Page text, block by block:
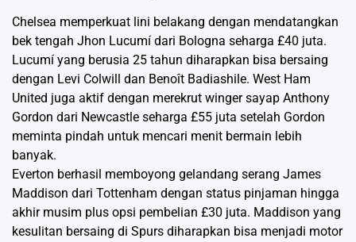
Chelsea memperkuat lini belakang dengan mendatangkan
bek tengah Jhon Lucumí dari Bologna seharga £40 juta.
Lucumí yang berusia 25 tahun diharapkan bisa bersaing
dengan Levi Colwill dan Benoît Badiashile. West Ham
United juga aktif dengan merekrut winger sayap Anthony
Gordon dari Newcastle seharga £55 juta setelah Gordon
meminta pindah untuk mencari menit bermain lebih
banyak.
Everton berhasil memboyong gelandang serang James
Maddison dari Tottenham dengan status pinjaman hingga
akhir musim plus opsi pembelian £30 juta. Maddison yang
kesulitan bersaing di Spurs diharapkan bisa menjadi motor